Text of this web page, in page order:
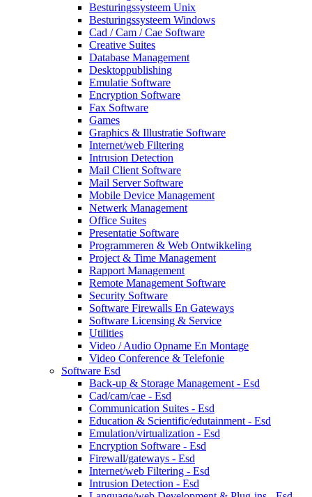
Besturingssysteem Unix
Besturingssysteem Windows
Cad / Cam / Cae Software
Creative Suites
Database Management
Desktoppublishing
Emulatie Software
Encryption Software
Fax Software
Games
Graphics & Illustratie Software
Internet/web Filtering
Intrusion Detection
Mail Client Software
Mail Server Software
Mobile Device Management
Netwerk Management
Office Suites
Presentatie Software
Programmeren & Web Ontwikkeling
Project & Time Management
Rapport Management
Remote Management Software
Security Software
Software Firewalls En Gateways
Software Licensing & Service
Utilities
Video / Audio Opname En Montage
Video Conference & Telefonie
Software Esd
Back-up & Storage Management - Esd
Cad/cam/cae - Esd
Communication Suites - Esd
Education & Scientific/edutainment - Esd
Emulation/virtualization - Esd
Encryption Software - Esd
Firewall/gateways - Esd
Internet/web Filtering - Esd
Intrusion Detection - Esd